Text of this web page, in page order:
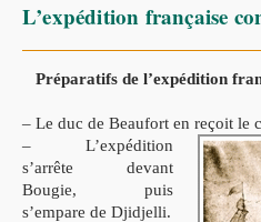
L’expédition française
Préparatifs de l’expédition
– Le duc de Beaufort en reçoit le
– L’expédition
s’arrête devant
Bougie, puis
s’empare de Djidjelli.